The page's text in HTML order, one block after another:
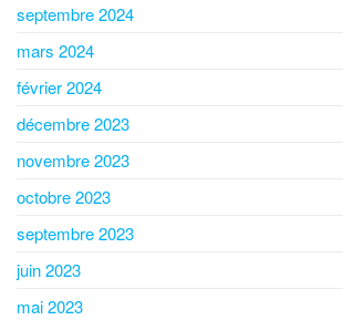
septembre 2024
mars 2024
février 2024
décembre 2023
novembre 2023
octobre 2023
septembre 2023
juin 2023
mai 2023